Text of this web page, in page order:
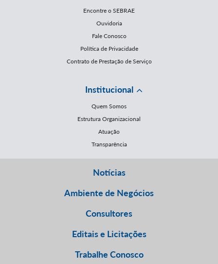
Encontre o SEBRAE
Ouvidoria
Fale Conosco
Política de Privacidade
Contrato de Prestação de Serviço
Institucional
Quem Somos
Estrutura Organizacional
Atuação
Transparência
Notícias
Ambiente de Negócios
Consultores
Editais e Licitações
Trabalhe Conosco